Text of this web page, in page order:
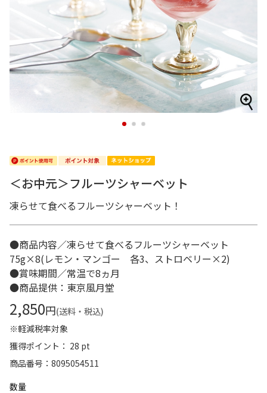
1 2 3
＜お中元＞フルーツシャーベット
凍らせて食べるフルーツシャーベット！
●商品内容／凍らせて食べるフルーツシャーベット
75g×8(レモン・マンゴー 各3、ストロベリー×2)
●賞味期間／常温で8ヵ月
●商品提供：東京風月堂
2,850円(送料・税込)
※軽減税率対象
獲得ポイント： 28 pt
商品番号
8095054511
数量